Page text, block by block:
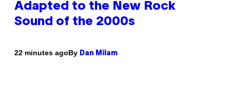
Adapted to the New Rock
Sound of the 2000s
22 minutes agoBy Dan Milam